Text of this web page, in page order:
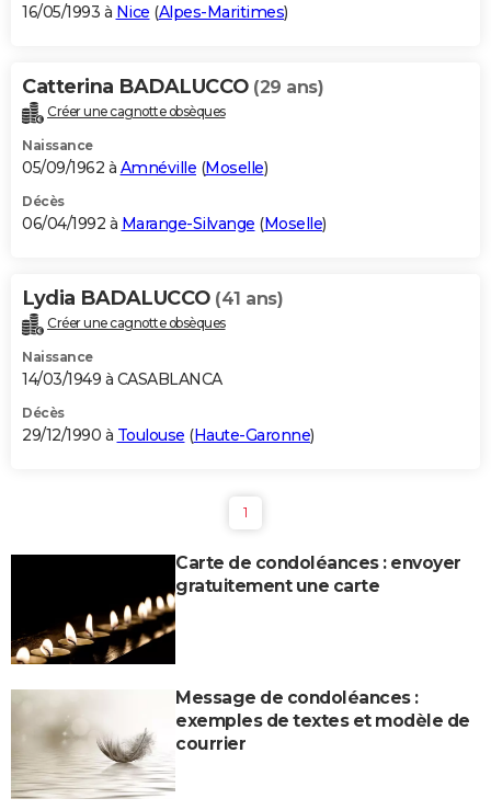
16/05/1993 à Nice (Alpes-Maritimes)
Catterina BADALUCCO (29 ans)
Créer une cagnotte obsèques
Naissance
05/09/1962 à Amnéville (Moselle)
Décès
06/04/1992 à Marange-Silvange (Moselle)
Lydia BADALUCCO (41 ans)
Créer une cagnotte obsèques
Naissance
14/03/1949 à CASABLANCA
Décès
29/12/1990 à Toulouse (Haute-Garonne)
1
Carte de condoléances : envoyer
gratuitement une carte
Message de condoléances :
exemples de textes et modèle de
courrier